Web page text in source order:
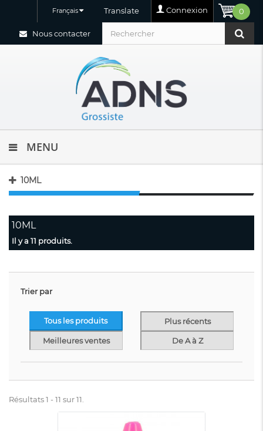
0
Connexion
Translate
Français
Nous contacter
MENU
10ML
10ML
Il y a 11 produits.
Trier par
Tous les produits Plus récents
Meilleures ventes De A à Z
Résultats 1 - 11 sur 11.